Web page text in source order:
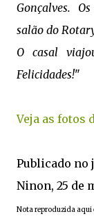
Gonçalves.
salão do
O casal
Felicidades!"
Veja as fotos
Publicado no
Ninon, 25 de
Nota reproduzida